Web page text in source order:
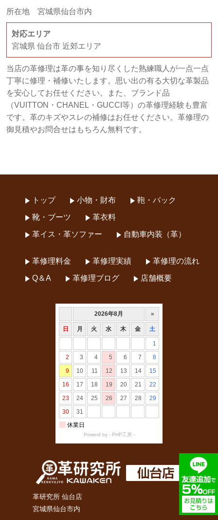
所在地 宮城県仙台市内
対応エリア
宮城県 仙台市 近郊エリア
当店の革修理は革の事を知り尽くした熟練職人が一点一点
丁寧に修理・補修いたします。思い出の有る大切な革製品
を安心してお任せください。また、ブランド品
（VUITTON・CHANEL・GUCCI等）の革修理経験も豊富
です。革のキズやスレの補修はお任せください。革修理の
御見積やお問合せはもちろん無料です。
トップ 小物・財布 鞄・バック
靴・ブーツ 革衣料
革イス・革ソファー 自動車内装（革）
革修理料金 革修理実績 革修理の流れ
Q＆A 革修理ブログ 店舗概要
革研究所 仙台店
宮城県仙台市内